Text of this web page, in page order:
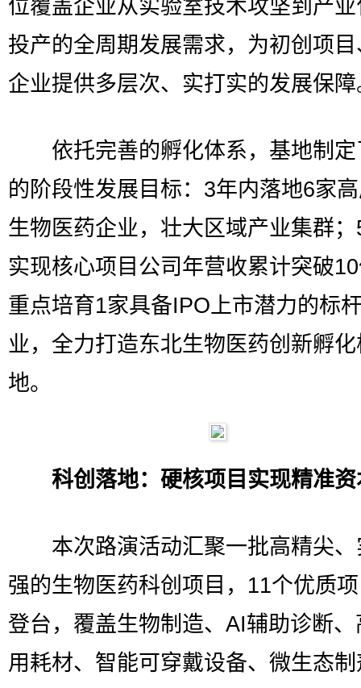
位覆盖企业从实验室技术攻坚到产
投产的全周期发展需求，为初创项
企业提供多层次、实打实的发展保障
依托完善的孵化体系，基地制定
的阶段性发展目标：3年内落地6家
生物医药企业，壮大区域产业集群
实现核心项目公司年营收累计突破
重点培育1家具备IPO上市潜力的标
业，全力打造东北生物医药创新孵
地。
科创落地：硬核项目实现精准
本次路演活动汇聚一批高精尖、
强的生物医药科创项目，11个优质
登台，覆盖生物制造、AI辅助诊断
用耗材、智能可穿戴设备、微生态